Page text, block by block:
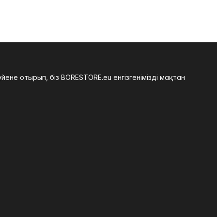
біз BORESTORE.eu енгізгенімізді мақтан